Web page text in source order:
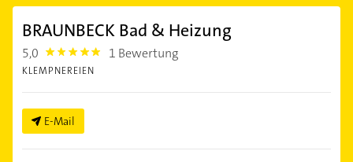
BRAUNBECK Bad & Heizung
5,0 5.0 1 Bewertung
KLEMPNEREIEN
E-Mail